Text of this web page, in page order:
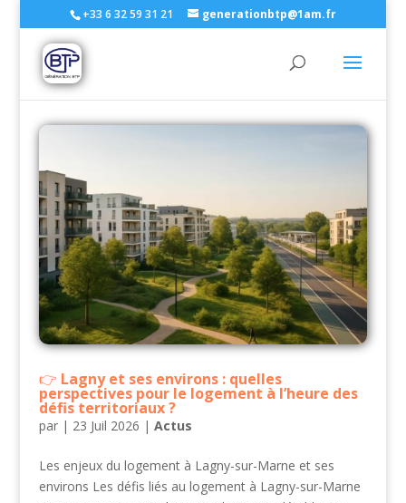
+33 6 32 59 31 21 generationbtp@1am.fr
Lagny et ses environs : quelles
perspectives pour le logement à l’heure des
défis territoriaux ?
par | 23 Juil 2026 | Actus
Les enjeux du logement à Lagny-sur-Marne et ses
environs Les défis liés au logement à Lagny-sur-Marne